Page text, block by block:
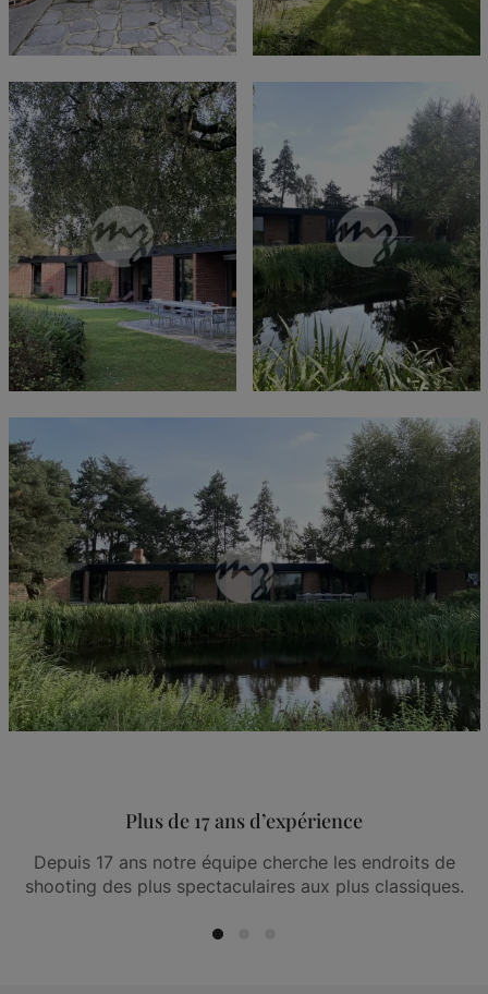
Plus de 17 ans d’expérience
Depuis 17 ans notre équipe cherche les endroits de
shooting des plus spectaculaires aux plus classiques.